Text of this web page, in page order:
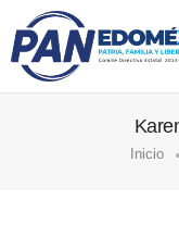
Inicio